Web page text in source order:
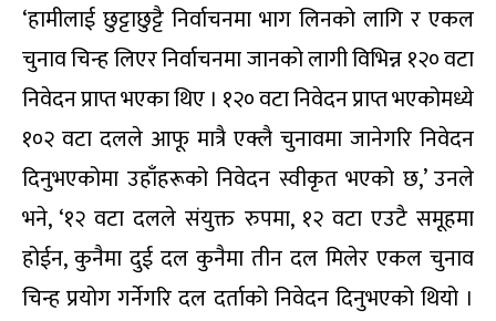
‘हामीलाई छुट्टाछुट्टै निर्वाचनमा भाग लिनको लागि र एकल
चुनाव चिन्ह लिएर निर्वाचनमा जानको लागी विभिन्न १२० वटा
निवेदन प्राप्त भएका थिए । १२० वटा निवेदन प्राप्त भएकोमध्ये
१०२ वटा दलले आफू मात्रै एक्लै चुनावमा जानेगरि निवेदन
दिनुभएकोमा उहाँहरूको निवेदन स्वीकृत भएको छ,’ उनले
भने, ‘१२ वटा दलले संयुक्त रुपमा, १२ वटा एउटै समूहमा
होईन, कुनैमा दुई दल कुनैमा तीन दल मिलेर एकल चुनाव
चिन्ह प्रयोग गर्नेगरि दल दर्ताको निवेदन दिनुभएको थियो ।